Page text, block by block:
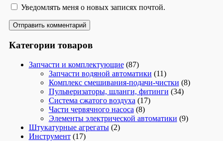
Уведомлять меня о новых записях почтой.
Категории товаров
Запчасти и комплектующие (87)
Запчасти водяной автоматики (11)
Комплекс смешивания-подачи-чистки (8)
Пульверизаторы, шланги, фитинги (34)
Система сжатого воздуха (17)
Части червячного насоса (8)
Элементы электрической автоматики (9)
Штукатурные агрегаты (2)
Инструмент (17)